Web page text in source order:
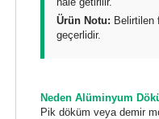
Ürün Notu: Belirtilen
geçerlidir.
Neden Alüminyum
Pik döküm veya demir